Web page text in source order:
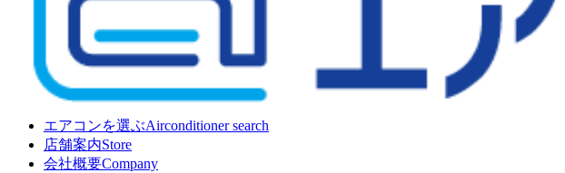
エアコンを選ぶAirconditioner search
店舗案内Store
会社概要Company